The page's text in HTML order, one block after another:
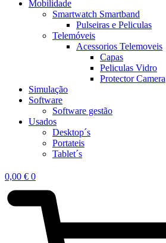
Mobilidade
Smartwatch Smartband
Pulseiras e Peliculas
Telemóveis
Acessorios Telemoveis
Capas
Peliculas Vidro
Protector Camera
Simulação
Software
Software gestão
Usados
Desktop´s
Portateis
Tablet´s
0,00 € 0